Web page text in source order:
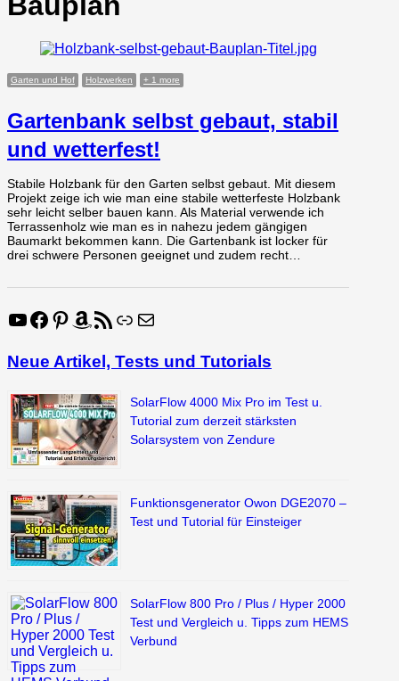
Garten und Hof Holzwerken + 1 more
Gartenbank selbst gebaut, stabil
und wetterfest!
Stabile Holzbank für den Garten selbst gebaut. Mit diesem
Projekt zeige ich wie man eine stabile wetterfeste Holzbank
sehr leicht selber bauen kann. Als Material verwende ich
Terrassenholz wie man es in nahezu jedem gängigen
Baumarkt bekommen kann. Die Gartenbank ist locker für
drei schwere Personen geeignet und zudem recht…
YouTube
Facebook
Pinterest
Amazon
RSS-Feed
Link
E-Mail
Neue Artikel, Tests und Tutorials
SolarFlow 4000 Mix Pro im Test u.
Tutorial zum derzeit stärksten
Solarsystem von Zendure
Funktionsgenerator Owon DGE2070 –
Test und Tutorial für Einsteiger
SolarFlow 800 Pro / Plus / Hyper 2000
Test und Vergleich u. Tipps zum HEMS
Verbund